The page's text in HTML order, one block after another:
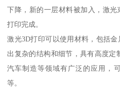
下降，新的一层材料被加入，激光
打印完成。
激光3D打印可以使用材料，包括
出复杂的结构和细节，具有高度定
汽车制造等领域有广泛的应用，
等。